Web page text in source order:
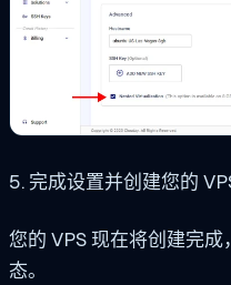
5. 完成设置并创建您的
您的 VPS 现在将创建完
态。